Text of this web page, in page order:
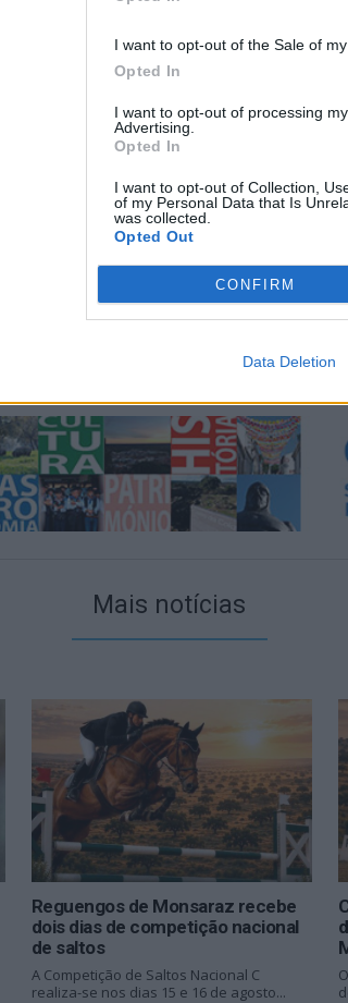
I want to opt-out of the Sale of
Opted In
I want to opt-out of processing
Advertising.
Opted In
I want to opt-out of Collection,
of my Personal Data that Is
was collected.
Opted Out
CONFIRM
Data Deletion
Mais notícias
Reguengos de Monsaraz recebe
dois dias de competição nacional
de saltos
A Competição de Saltos Nacional C
realiza-se nos dias 15 e 16 de agosto...